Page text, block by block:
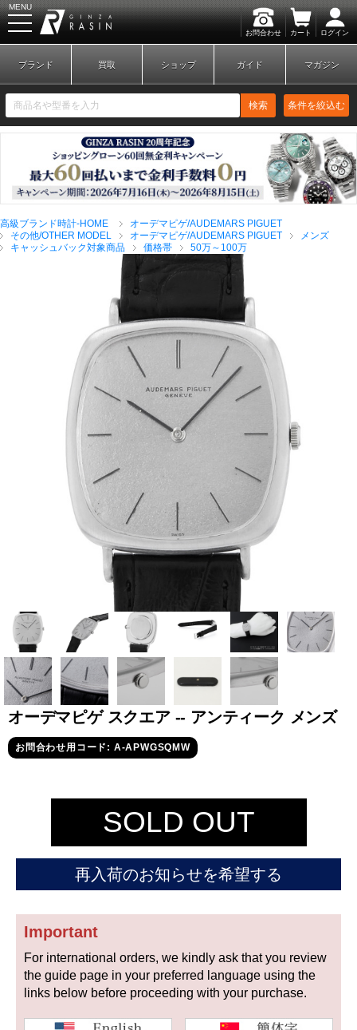
お問合わせ カート ログイン
MENU
新規会員登録 ログイン
ブランドから探す
全てのブランドを見
る
ロレックス
パテック
フィリップ
オーデマピゲ ウブロ
グランド
セイコー
ヴァシュロン
コンスタンタン
チューダー
新品 未使用品
中古品 アンティーク品
ブランド 買取 ショップ ガイド マガジン
検索 条件を絞込む
高級ブランド時計-HOME
オーデマピゲ/AUDEMARS PIGUET
その他/OTHER MODEL
オーデマピゲ/AUDEMARS PIGUET
メンズ
キャッシュバック対象商品
価格帯 50万～100万
オーデマピゲ スクエア -- アンティーク メンズ
お問合わせ用コード: A-APWGSQMW
SOLD OUT
再入荷のお知らせを希望する
Important
For international orders, we kindly ask that you review
the guide page in your preferred language using the
links below before proceeding with your purchase.